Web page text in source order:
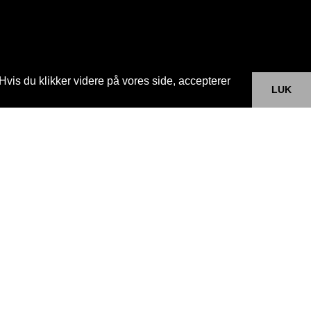
du klikker videre på vores side, accepterer
LUK